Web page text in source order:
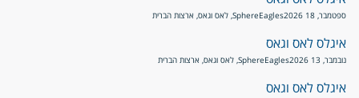
ספטמבר, 18 2026 EaglesSphere, לאס וגאס, ארצות הברית
איגלס לאס וגאס
נובמבר, 13 2026 EaglesSphere, לאס וגאס, ארצות הברית
איגלס לאס וגאס